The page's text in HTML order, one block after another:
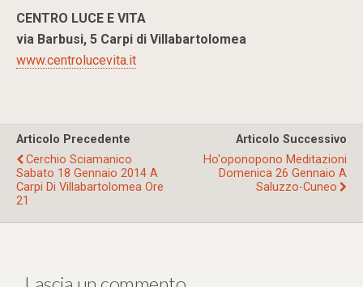
CENTRO LUCE E VITA
via Barbusi, 5 Carpi di Villabartolomea
www.centrolucevita.it
Articolo Precedente
Cerchio Sciamanico
Sabato 18 Gennaio 2014 A
Carpi Di Villabartolomea Ore
21
Articolo Successivo
Ho'oponopono Meditazioni
Domenica 26 Gennaio A
Saluzzo-Cuneo